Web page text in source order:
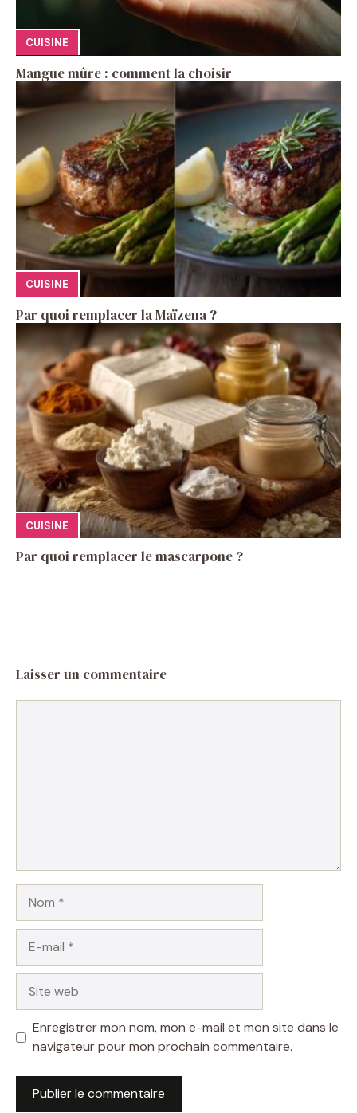
CUISINE
Mangue mûre : comment la choisir
CUISINE
Par quoi remplacer la Maïzena ?
CUISINE
Par quoi remplacer le mascarpone ?
Laisser un commentaire
mail
web
Enregistrer mon nom, mon e-mail et mon site dans le
navigateur pour mon prochain commentaire.